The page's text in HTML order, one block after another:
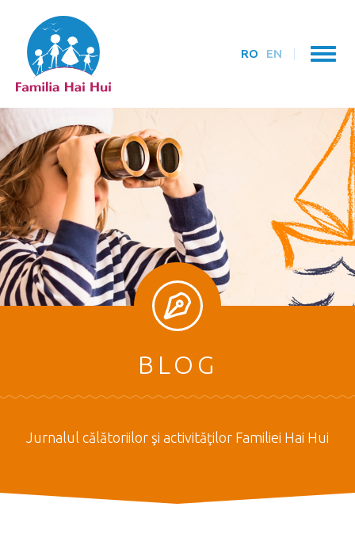
RO EN
BLOG
Jurnalul călătoriilor şi activităţilor Familiei Hai Hui